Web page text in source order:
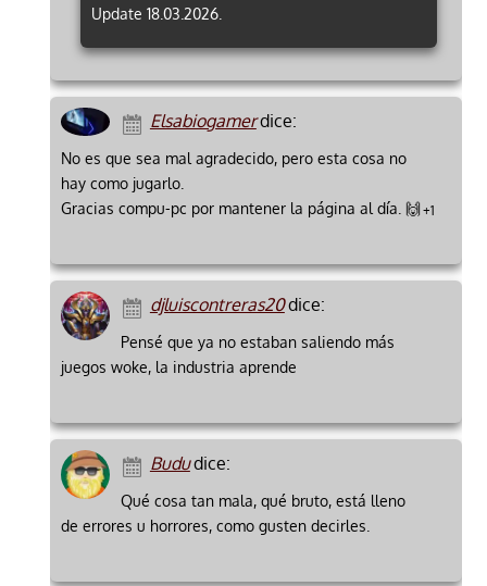
Update 18.03.2026.
Elsabiogamerdice:
No es que sea mal agradecido, pero esta cosa no
hay como jugarlo.
Gracias compu-pc por mantener la página al día. 🙌+1
djluiscontreras20dice:
Pensé que ya no estaban saliendo más
juegos woke, la industria aprende
Bududice:
Qué cosa tan mala, qué bruto, está lleno
de errores u horrores, como gusten decirles.